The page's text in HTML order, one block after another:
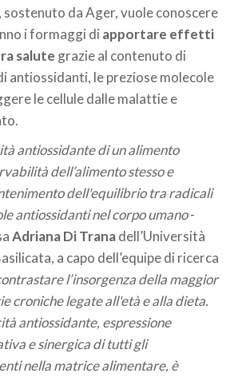
sostenuto da Ager, vuole conoscere
i formaggi di apportare effetti
salute grazie al contenuto di
antiossidanti, le preziose molecole
le cellule dalle malattie e
antiossidante di un alimento
dell’alimento stesso e
dell'equilibrio tra radicali
antiossidanti nel corpo umano-
Adriana Di Tranadell’Università
a capo dell’equipe di ricerca
l’insorgenza della maggior
croniche legate all'età e alla dieta.
antiossidante, espressione
e sinergica di tutti gli
nella matrice alimentare, è